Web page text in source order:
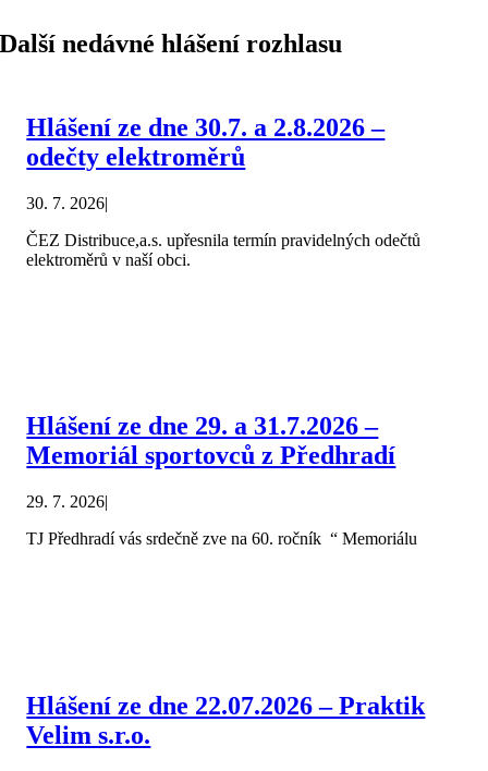
Další nedávné hlášení rozhlasu
Hlášení ze dne 30.7. a 2.8.2026 –
odečty elektroměrů
30. 7. 2026|
ČEZ Distribuce,a.s. upřesnila termín pravidelných odečtů
elektroměrů v naší obci.
Hlášení ze dne 29. a 31.7.2026 –
Memoriál sportovců z Předhradí
29. 7. 2026|
TJ Předhradí vás srdečně zve na 60. ročník “ Memoriálu
Hlášení ze dne 22.07.2026 – Praktik
Velim s.r.o.